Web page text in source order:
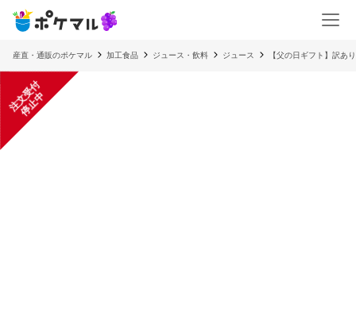
産直・通販のポケマル 加工食品 ジュース・飲料 ジュース 【父の日ギフト】訳あ
注
文
受
付
停
止
中